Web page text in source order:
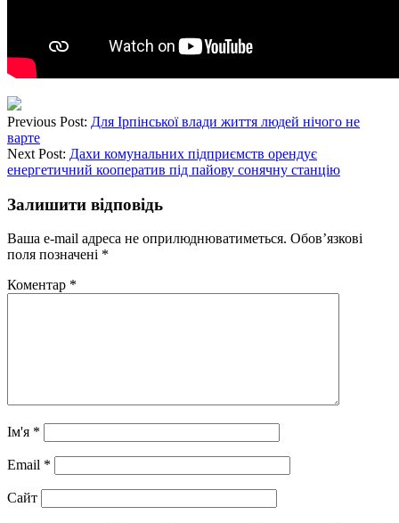
Previous Post: Для Ірпінської влади життя людей нічого не
варте
Next Post: Дахи комунальних підприємств орендує
енергетичний кооператив під пайову сонячну станцію
Залишити відповідь
Ваша e-mail адреса не оприлюднюватиметься. Обов’язкові
поля позначені *
Коментар *
Ім'я *
Email *
Сайт